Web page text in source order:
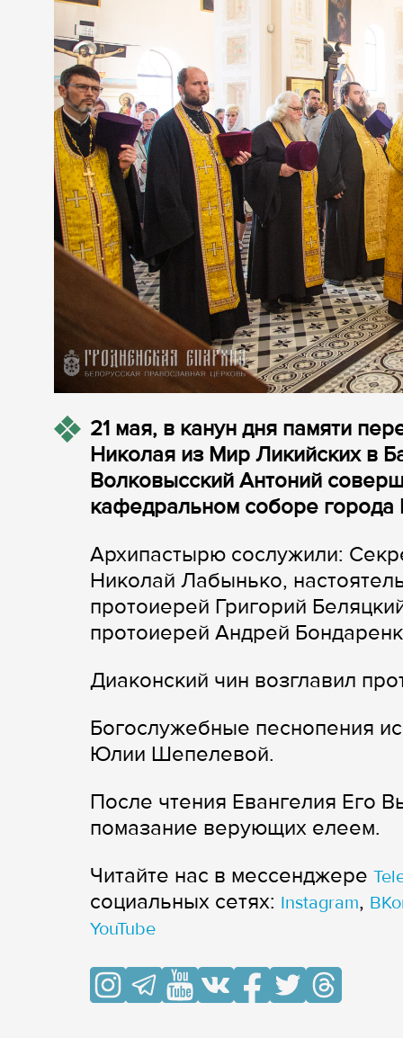
21 мая, в канун дня памяти
Николая из Мир Ликийских в
Волковысский Антоний
кафедральном соборе города
Архипастырю сослужили:
Николай Лабынько,
протоиерей Григорий
протоиерей Андрей
Диаконский чин возглавил
Богослужебные песнопения
Юлии Шепелевой.
После чтения Евангелия Его
помазание верующих елеем.
Читайте нас в мессенджере
cоциальных сетях: Instagram,
YouTube